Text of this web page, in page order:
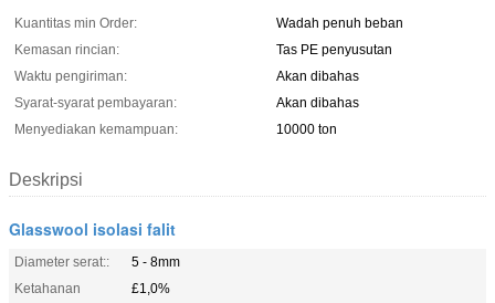
Kuantitas min Order:
Wadah penuh beban
Kemasan rincian:
Tas PE penyusutan
Waktu pengiriman:
Akan dibahas
Syarat-syarat pembayaran:
Akan dibahas
Menyediakan kemampuan:
10000 ton
Deskripsi
Glasswool isolasi falit
Diameter serat::
5 - 8mm
Ketahanan
£1,0%